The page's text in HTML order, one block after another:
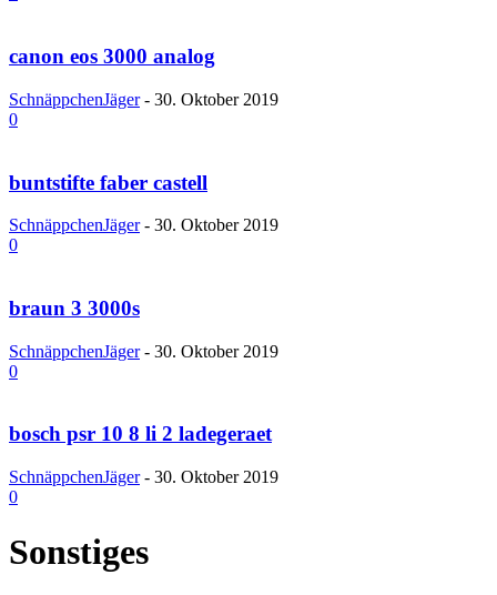
canon eos 3000 analog
SchnäppchenJäger - 30. Oktober 2019
0
buntstifte faber castell
SchnäppchenJäger - 30. Oktober 2019
0
braun 3 3000s
SchnäppchenJäger - 30. Oktober 2019
0
bosch psr 10 8 li 2 ladegeraet
SchnäppchenJäger - 30. Oktober 2019
0
Sonstiges